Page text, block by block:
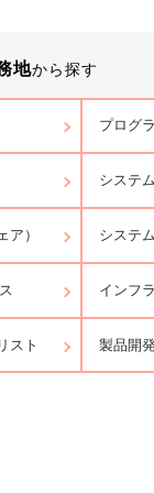
地から探す
プログ
システ
） システ
インフ
スト 製品開